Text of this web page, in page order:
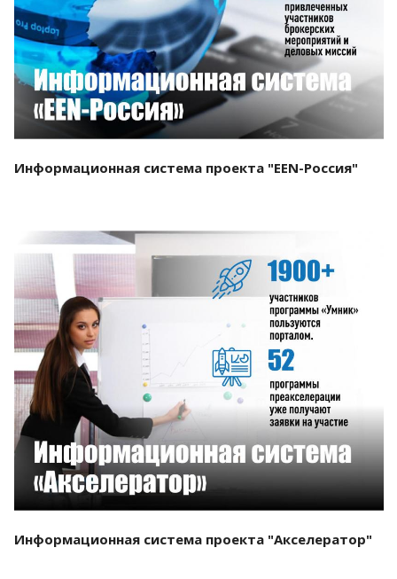
Смотреть проект
Информационная система проекта "EEN-Россия"
Смотреть проект
Информационная система проекта "Акселератор"